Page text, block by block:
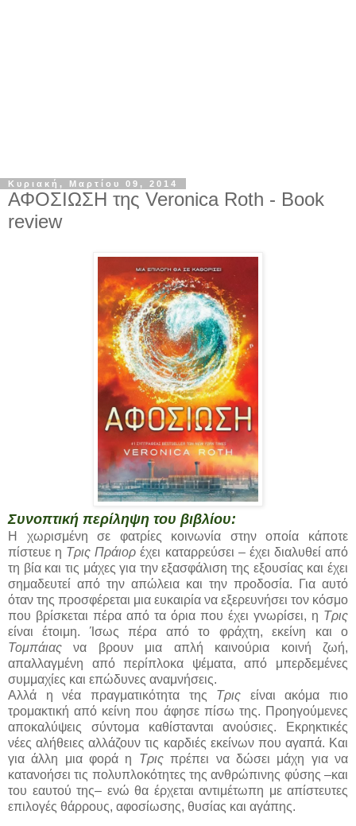
Κυριακή, Μαρτίου 09, 2014
ΑΦΟΣΙΩΣΗ της Veronica Roth - Book
review
Συνοπτική περίληψη του βιβλίου:
Η χωρισμένη σε φατρίες κοινωνία στην οποία κάποτε
πίστευε η Τρις Πράιορ έχει καταρρεύσει – έχει διαλυθεί από
τη βία και τις μάχες για την εξασφάλιση της εξουσίας και έχει
σημαδευτεί από την απώλεια και την προδοσία. Για αυτό
όταν της προσφέρεται μια ευκαιρία να εξερευνήσει τον κόσμο
που βρίσκεται πέρα από τα όρια που έχει γνωρίσει, η Τρις
είναι έτοιμη. Ίσως πέρα από το φράχτη, εκείνη και ο
Τομπάιαςνα βρουν μια απλή καινούρια κοινή ζωή,
απαλλαγμένη από περίπλοκα ψέματα, από μπερδεμένες
συμμαχίες και επώδυνες αναμνήσεις.
Αλλά η νέα πραγματικότητα της Τρις είναι ακόμα πιο
τρομακτική από κείνη που άφησε πίσω της. Προηγούμενες
αποκαλύψεις σύντομα καθίστανται ανούσιες. Εκρηκτικές
νέες αλήθειες αλλάζουν τις καρδιές εκείνων που αγαπά. Και
για άλλη μια φορά η Τριςπρέπει να δώσει μάχη για να
κατανοήσει τις πολυπλοκότητες της ανθρώπινης φύσης –και
του εαυτού της– ενώ θα έρχεται αντιμέτωπη με απίστευτες
επιλογές θάρρους, αφοσίωσης, θυσίας και αγάπης.